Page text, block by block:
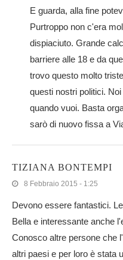
E guarda, alla fine
Purtroppo non c'era
dispiaciuto. Grande
barriere alle 18 e da
trovo questo molto
questi nostri politici.
quando vuoi. Basta
sarò di nuovo fissa a
TIZIANA BONTEMPI
8 Febbraio 2015 - 1:25
Devono essere fantastici.
Bella e interessante anche
Conosco altre persone che
altri paesi e per loro è stata